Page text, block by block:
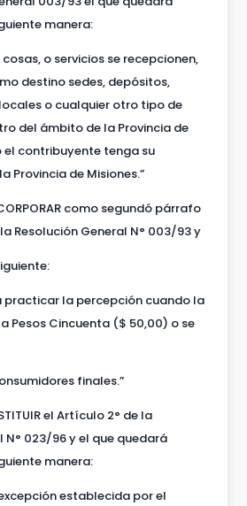
manera:
cosas, o servicios se recepcionen,
destino sedes, depósitos,
o cualquier otro tipo de
del ámbito de la Provincia de
el contribuyente tenga su
Provincia de Misiones.”
como segundó párrafo
Resolución General N° 003/93 y
practicar la percepción cuando la
Pesos Cincuenta ($ 50,00) o se
finales.”
el Artículo 2° de la
N° 023/96 y el que quedará
manera:
excepción establecida por el